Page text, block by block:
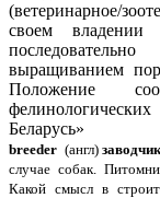
(ветеринарное/
своем
выращиванием
Положение
Беларусь»
breeder (англ) заводчик
случае собак.
Какой смысл в